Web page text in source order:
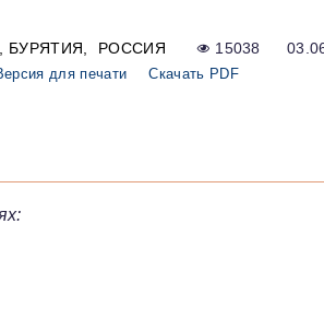
БУРЯТИЯ РОССИЯ 15038
для печати Скачать PDF